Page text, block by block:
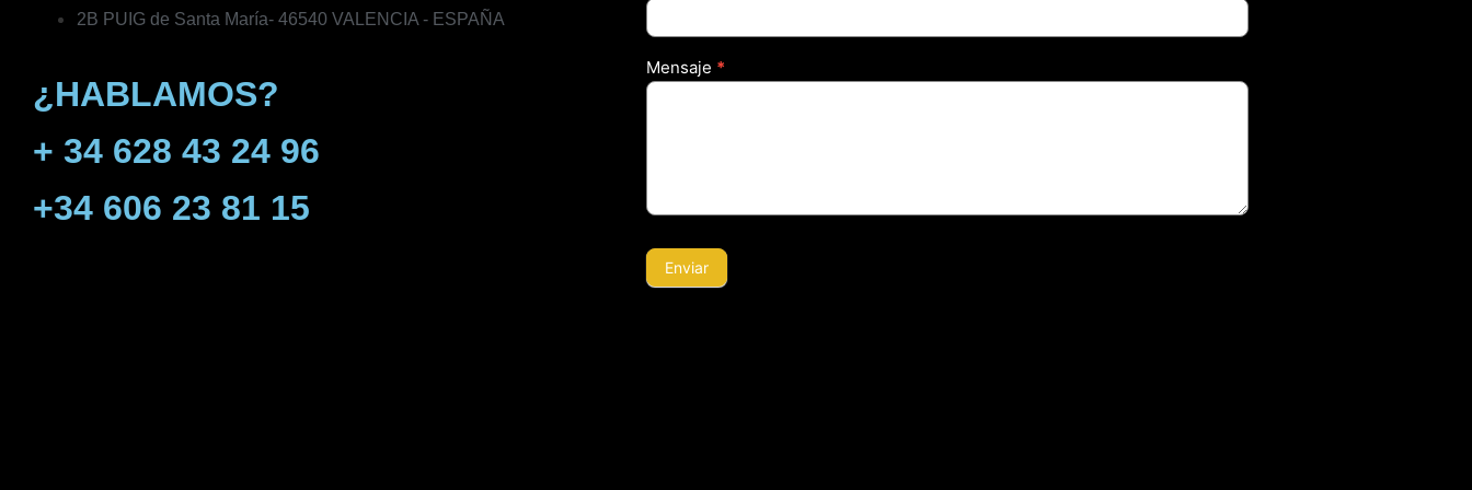
2B PUIG de Santa María- 46540 VALENCIA - ESPAÑA
¿HABLAMOS?
+ 34 628 43 24 96
+34 606 23 81 15
Mensaje *
Enviar